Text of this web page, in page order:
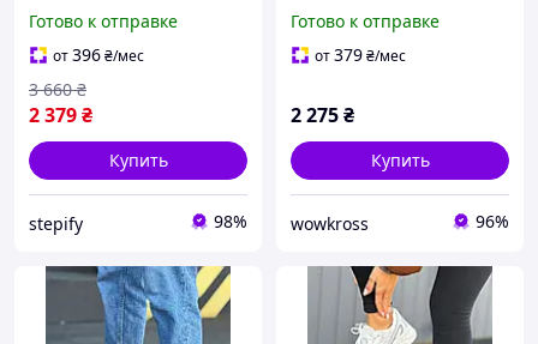
спортивные кроссовки
15152 Найк
Готово к отправке
от396₴/мес
2 379₴
3 660 ₴
Купить
stepify 98%
сеточкой 36
Готово к отправке
от379₴/мес
2 275₴
Купить
wowkross 96%